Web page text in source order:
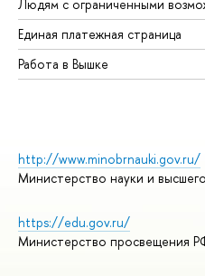
Людям с ограниченными
Единая платежная страница
Работа в Вышке
http://www.minobrnauki.gov.ru/
Министерство науки и
https://edu.gov.ru/
Министерство просвещения